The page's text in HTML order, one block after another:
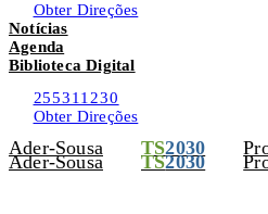
Obter Direções
Notícias
Agenda
Biblioteca Digital
255311230
Obter Direções
Ader-Sousa TS2030
Ader-Sousa TS2030